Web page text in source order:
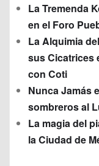
La Tremenda
en el Foro
La Alquimia
sus Cicatrices
con Coti
Nunca Jamás
sombreros al
La magia del
la Ciudad de